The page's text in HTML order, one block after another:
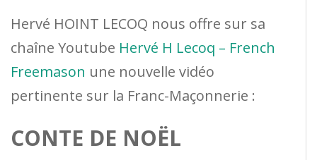
Hervé HOINT LECOQ nous offre sur sa
chaîne Youtube Hervé H Lecoq – French
Freemason une nouvelle vidéo
pertinente sur la Franc-Maçonnerie :
CONTE DE NOËL